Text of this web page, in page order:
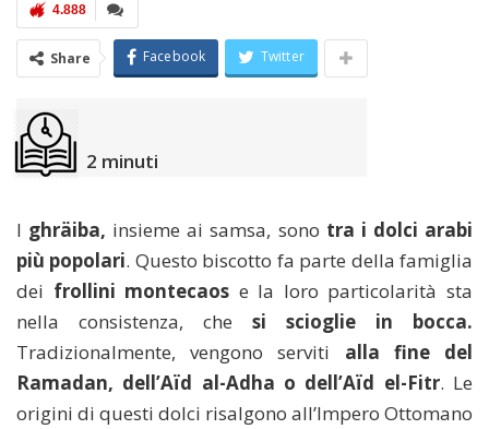
4.888
Share Facebook Twitter
2 minuti
I ghräiba, insieme ai samsa, sono tra i dolci arabi
più popolari. Questo biscotto fa parte della famiglia
dei frollini montecaos e la loro particolarità sta
nella consistenza, che si scioglie in bocca.
Tradizionalmente, vengono serviti alla fine del
Ramadan, dell’Aïd al-Adha o dell’Aïd el-Fitr. Le
origini di questi dolci risalgono all’Impero Ottomano